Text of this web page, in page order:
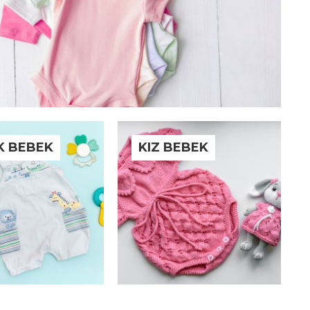
BEBEK KIZ BEBEK